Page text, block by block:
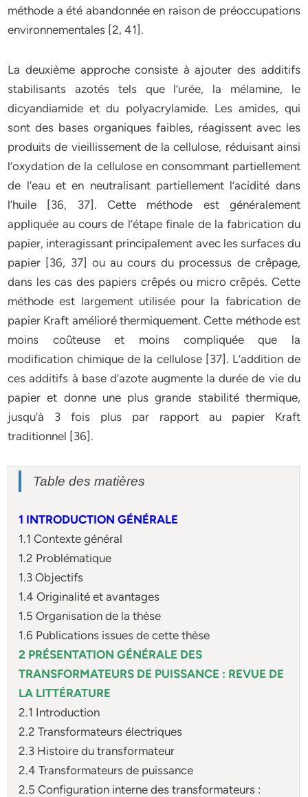
méthode a été abandonnée en raison de préoccupations
environnementales [2, 41].
La deuxième approche consiste à ajouter des additifs
stabilisants azotés tels que l’urée, la mélamine, le
dicyandiamide et du polyacrylamide. Les amides, qui
sont des bases organiques faibles, réagissent avec les
produits de vieillissement de la cellulose, réduisant ainsi
l’oxydation de la cellulose en consommant partiellement
de l’eau et en neutralisant partiellement l’acidité dans
l’huile [36, 37]. Cette méthode est généralement
appliquée au cours de l’étape finale de la fabrication du
papier, interagissant principalement avec les surfaces du
papier [36, 37] ou au cours du processus de crêpage,
dans les cas des papiers crêpés ou micro crêpés. Cette
méthode est largement utilisée pour la fabrication de
papier Kraft amélioré thermiquement. Cette méthode est
moins coûteuse et moins compliquée que la
modification chimique de la cellulose [37]. L’addition de
ces additifs à base d’azote augmente la durée de vie du
papier et donne une plus grande stabilité thermique,
jusqu’à 3 fois plus par rapport au papier Kraft
traditionnel [36].
Table des matières
1 INTRODUCTION GÉNÉRALE
1.1 Contexte général
1.2 Problématique
1.3 Objectifs
1.4 Originalité et avantages
1.5 Organisation de la thèse
1.6 Publications issues de cette thèse
2 PRÉSENTATION GÉNÉRALE DES
TRANSFORMATEURS DE PUISSANCE : REVUE DE
LA LITTÉRATURE
2.1 Introduction
2.2 Transformateurs électriques
2.3 Histoire du transformateur
2.4 Transformateurs de puissance
2.5 Configuration interne des transformateurs :